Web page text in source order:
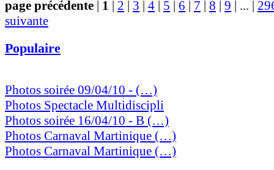
page précédente | 1 | 2 | 3 | 4 | 5 | 6 | 7 | 8 | 9 | ... |
suivante
Populaire
Photos soirée 09/04/10 - (…)
Photos Spectacle Multidiscipli
Photos soirée 16/04/10 - B (…)
Photos Carnaval Martinique (…)
Photos Carnaval Martinique (…)